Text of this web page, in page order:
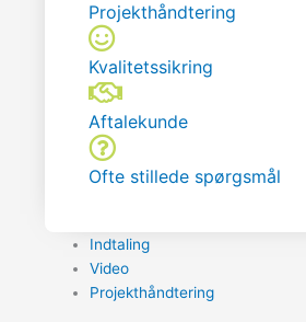
Projekthåndtering
Kvalitetssikring
Aftalekunde
Ofte stillede spørgsmål
Indtaling
Video
Projekthåndtering